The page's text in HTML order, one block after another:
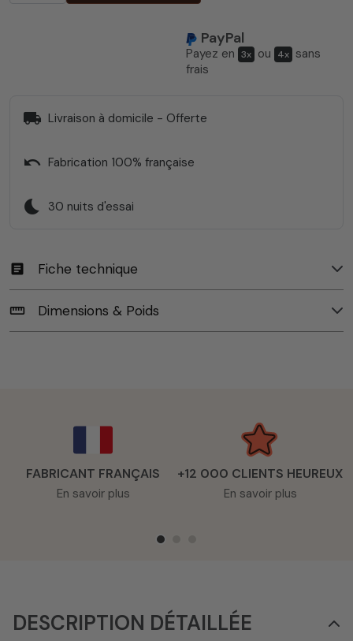
PayPal
Payez en 3x ou 4x sans
frais
local_shipping Livraison à domicile - Offerte
undo Fabrication 100% française
bedtime 30 nuits d'essai
article Fiche technique
straighten Dimensions & Poids
FABRICANT FRANÇAIS
En savoir plus
+12 000 CLIENTS HEUREUX
En savoir plus
DESCRIPTION DÉTAILLÉE